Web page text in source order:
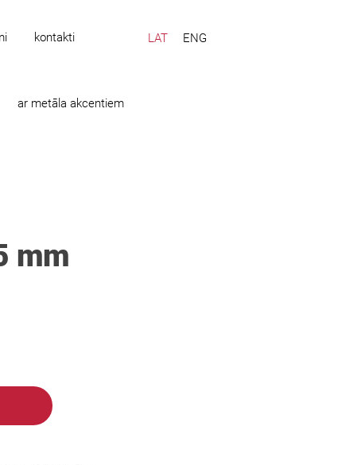
kontakti LAT ENG
ar metāla akcentiem
mm